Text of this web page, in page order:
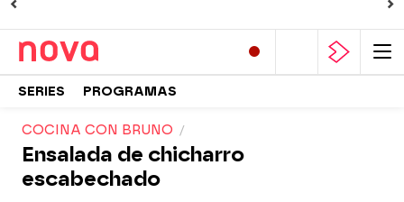
SERIES PROGRAMAS
COCINA CON BRUNO
Ensalada de chicharro
escabechado